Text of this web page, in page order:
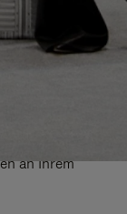
sorgfältig
an Ihrem